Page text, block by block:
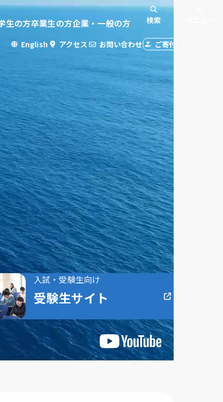
生の方卒業生の方企業・一般の方 検索
入試情報
国際交流
危機管理
専用
English アクセス お問い合わせ ご寄付
入試・受験生向け
受験生サイト